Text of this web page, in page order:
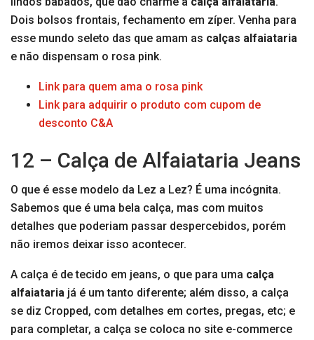
Dois bolsos frontais, fechamento em zíper. Venha para
esse mundo seleto das que amam as calças alfaiataria
e não dispensam o rosa pink.
Link para quem ama o rosa pink
Link para adquirir o produto com cupom de
desconto C&A
12 – Calça de Alfaiataria Jeans
O que é esse modelo da Lez a Lez? É uma incógnita.
Sabemos que é uma bela calça, mas com muitos
detalhes que poderiam passar despercebidos, porém
não iremos deixar isso acontecer.
A calça é de tecido em jeans, o que para uma calça
alfaiataria já é um tanto diferente; além disso, a calça
se diz Cropped, com detalhes em cortes, pregas, etc; e
para completar, a calça se coloca no site e-commerce